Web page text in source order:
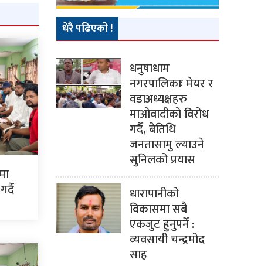
धेरै पढिएको !
धनुषाधाम
नगरपालिकाः मेयर र
वडाअध्यक्षहरु
माओवादीको विरोध
गर्दै, बेतिथि
जनतासामु ल्याउने
सुनिलको प्रयास
धारापानीको
विकासमा सबै
एकजुट हुनुपर्ने :
व्यवसायी चन्द्रमोद
साह